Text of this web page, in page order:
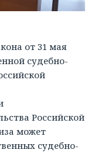
от 31 мая
судебно-
Российской
может
судебно-